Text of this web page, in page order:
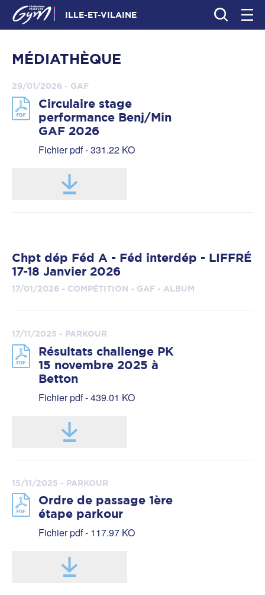
ILLE-ET-VILAINE
MÉDIATHÈQUE
29/01/2026 - GAF
Circulaire stage
performance Benj/Min
GAF 2026
Fichier pdf - 331.22 KO
Chpt dép Féd A - Féd interdép - LIFFRÉ
17-18 Janvier 2026
17/01/2026 - COMPÉTITION - GAF - ALBUM
17/11/2025 - PARKOUR
Résultats challenge PK
15 novembre 2025 à
Betton
Fichier pdf - 439.01 KO
15/11/2025 - PARKOUR
Ordre de passage 1ère
étape parkour
Fichier pdf - 117.97 KO